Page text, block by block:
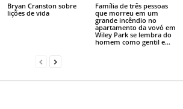
Bryan Cranston sobre
lições de vida
Família de três pessoas
que morreu em um
grande incêndio no
apartamento da vovó em
Wiley Park se lembra do
homem como gentil e...